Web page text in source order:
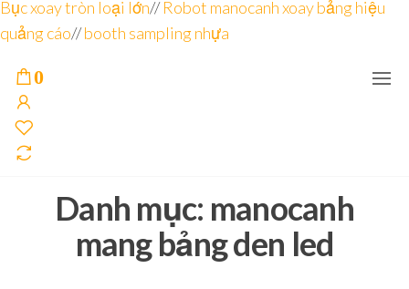
năm
kinh
nghiệm
xuất
POSM,
Quầy
Sampling,
Booth
trưng
bày, tủ
trưng
bày… tại
Tp.Hồ
Bục xoay tròn loại lớn//Robot manocanh xoay bảng hiệu
quảng cáo//booth sampling nhựa
0
Danh mục: manocanh
mang bảng den led